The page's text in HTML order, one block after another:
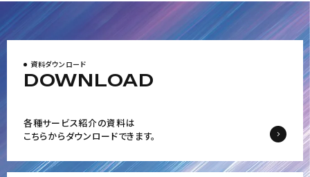
資料ダウンロード
DOWNLOAD
各種サービス紹介の資料は
こちらからダウンロードできます。